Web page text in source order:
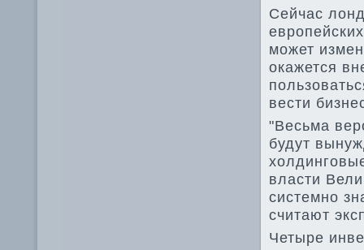
Сейчас
может
окажется
вести
"Весьма
будут
власти
системно
считают
Четыре